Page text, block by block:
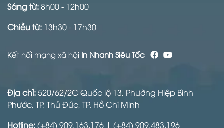
Sáng từ:8h00 - 12h00
Chiều từ: 13h30 - 17h30
Kết nối mạng xã hội In Nhanh Siêu Tốc
Địa chỉ:520/62/2C Quốc lộ 13, Phường Hiệp Bình
Phước, TP. Thủ Đức, TP. Hồ Chí Minh
Hotline:(+84) 909.163.176 | (+84) 909.483.196